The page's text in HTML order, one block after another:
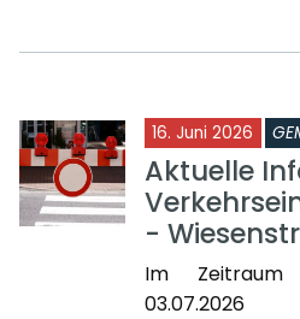
16. Juni 2026
Aktuelle
-
Im
03.07.2026